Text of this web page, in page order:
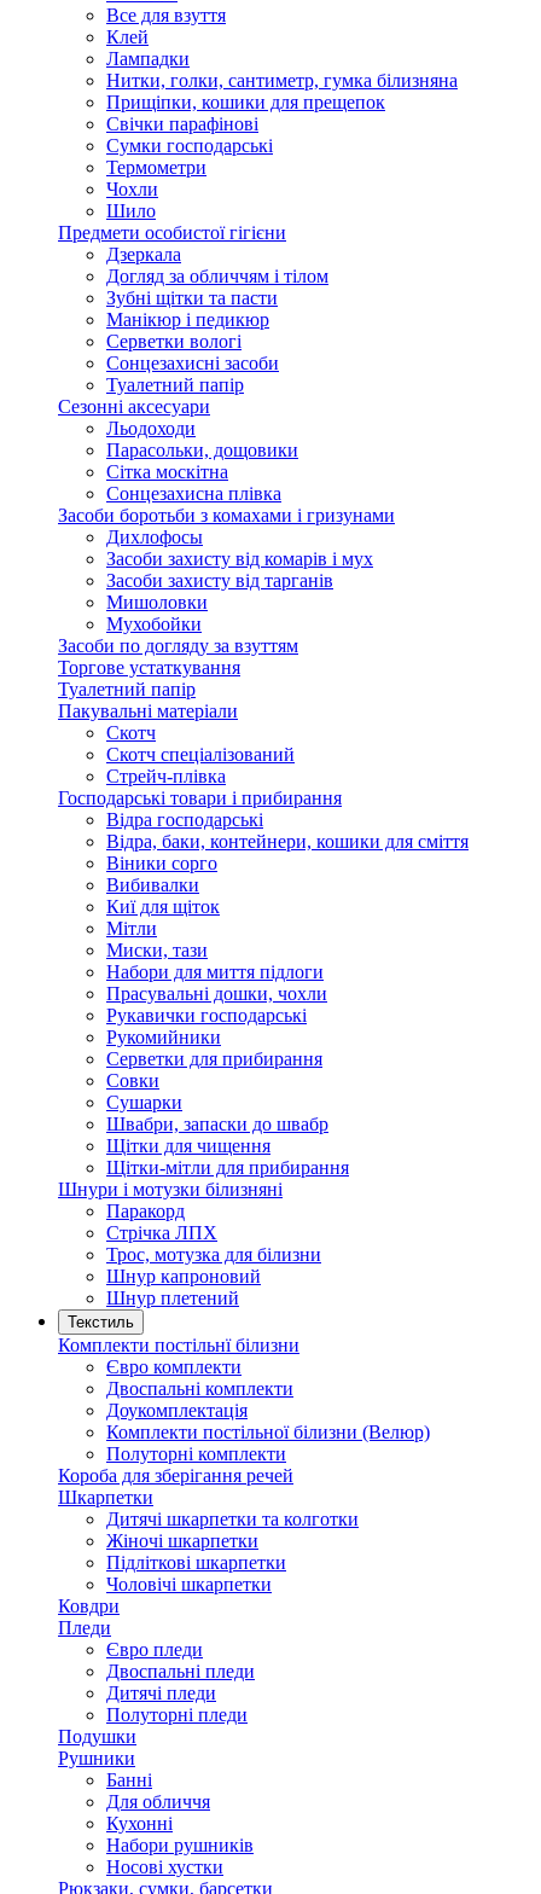
Все для взуття
Клей
Лампадки
Нитки, голки, сантиметр, гумка білизняна
Прищіпки, кошики для прещепок
Свічки парафінові
Сумки господарські
Термометри
Чохли
Шило
Предмети особистої гігієни
Дзеркала
Догляд за обличчям і тілом
Зубні щітки та пасти
Манікюр і педикюр
Серветки вологі
Сонцезахисні засоби
Туалетний папір
Сезонні аксесуари
Льодоходи
Парасольки, дощовики
Сітка москітна
Сонцезахисна плівка
Засоби боротьби з комахами і гризунами
Дихлофосы
Засоби захисту від комарів і мух
Засоби захисту від тарганів
Мишоловки
Мухобойки
Засоби по догляду за взуттям
Торгове устаткування
Туалетний папір
Пакувальні матеріали
Скотч
Скотч спеціалізований
Стрейч-плівка
Господарські товари і прибирання
Відра господарські
Відра, баки, контейнери, кошики для сміття
Віники сорго
Вибивалки
Киї для щіток
Мітли
Миски, тази
Набори для миття підлоги
Прасувальні дошки, чохли
Рукавички господарські
Рукомийники
Серветки для прибирання
Совки
Сушарки
Швабри, запаски до швабр
Щітки для чищення
Щітки-мітли для прибирання
Шнури і мотузки білизняні
Паракорд
Стрічка ЛПХ
Трос, мотузка для білизни
Шнур капроновий
Шнур плетений
Текстиль
Комплекти постільнї білизни
Євро комплекти
Двоспальні комплекти
Доукомплектація
Комплекти постільної білизни (Велюр)
Полуторні комплекти
Короба для зберігання речей
Шкарпетки
Дитячі шкарпетки та колготки
Жіночі шкарпетки
Підліткові шкарпетки
Чоловічі шкарпетки
Ковдри
Пледи
Євро пледи
Двоспальні пледи
Дитячі пледи
Полуторні пледи
Подушки
Рушники
Банні
Для обличчя
Кухонні
Набори рушників
Носові хустки
Рюкзаки, сумки, барсетки